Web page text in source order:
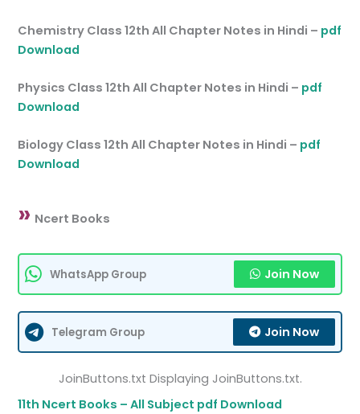
Chemistry Class 12th All Chapter Notes in Hindi – pdf
Download
Physics Class 12th All Chapter Notes in Hindi – pdf
Download
Biology Class 12th All Chapter Notes in Hindi – pdf
Download
» Ncert Books
WhatsApp Group Join Now
Telegram Group Join Now
JoinButtons.txt Displaying JoinButtons.txt.
11th Ncert Books – All Subject pdf Download